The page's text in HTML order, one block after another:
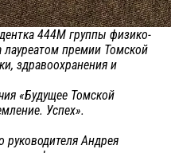
444М группы физико-
лауреатом премии Томской
здравоохранения и
«Будущее Томской
Успех».
руководителя Андрея